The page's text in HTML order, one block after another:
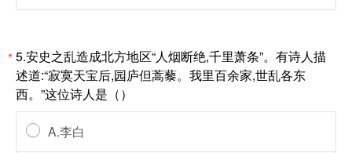
*5.安史之乱造成北方地区“人烟断绝,千里萧条”。有诗人描
述道:“寂寞天宝后,园庐但蒿藜。我里百余家,世乱各东
西。”这位诗人是（）
A.李白